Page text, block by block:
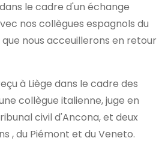
le cadre d'un échange
nos collègues espagnols du
que nous acceuillerons en retour
à Liège dans le cadre des
collègue italienne, juge en
civil d'Ancona, et deux
, du Piémont et du Veneto.